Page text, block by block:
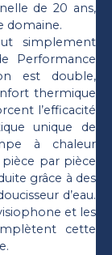
de 20 ans,
domaine.
simplement
Performance
est double,
thermique
l’efficacité
unique de
à chaleur
par pièce
grâce à des
d’eau.
et les
cette